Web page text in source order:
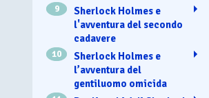
9
Sherlock Holmes e
l'avventura del secondo
cadavere
10
Sherlock Holmes e
l’avventura del
gentiluomo omicida